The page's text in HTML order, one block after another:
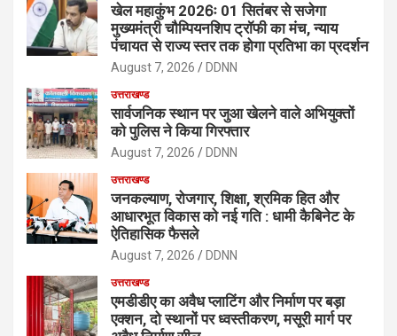
खेल महाकुंभ 2026ः 01 सितंबर से सजेगा
मुख्यमंत्री चौम्पियनशिप ट्रॉफी का मंच, न्याय
पंचायत से राज्य स्तर तक होगा प्रतिभा का प्रदर्शन
August 7, 2026 DDNN
उत्तराखण्ड
सार्वजनिक स्थान पर जुआ खेलने वाले अभियुक्तों
को पुलिस ने किया गिरफ्तार
August 7, 2026 DDNN
उत्तराखण्ड
जनकल्याण, रोजगार, शिक्षा, श्रमिक हित और
आधारभूत विकास को नई गति : धामी कैबिनेट के
ऐतिहासिक फैसले
August 7, 2026 DDNN
उत्तराखण्ड
एमडीडीए का अवैध प्लाटिंग और निर्माण पर बड़ा
एक्शन, दो स्थानों पर ध्वस्तीकरण, मसूरी मार्ग पर